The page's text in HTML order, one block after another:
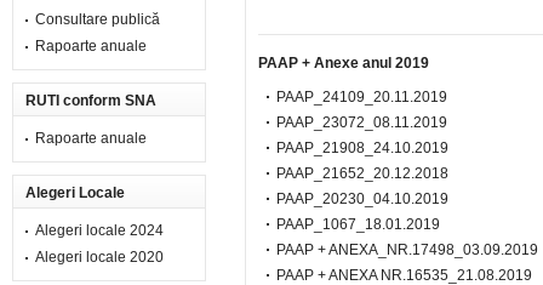
Consultare publică
Rapoarte anuale
RUTI conform SNA
Rapoarte anuale
Alegeri Locale
Alegeri locale 2024
Alegeri locale 2020
PAAP + Anexe anul 2019
PAAP_24109_20.11.2019
PAAP_23072_08.11.2019
PAAP_21908_24.10.2019
PAAP_21652_20.12.2018
PAAP_20230_04.10.2019
PAAP_1067_18.01.2019
PAAP + ANEXA_NR.17498_03.09.2019
PAAP + ANEXA NR.16535_21.08.2019